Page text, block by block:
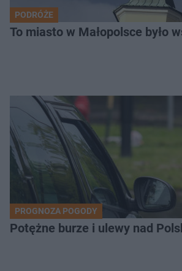
PODRÓŻE
To miasto w Małopolsce było
PROGNOZA POGODY
Potężne burze i ulewy nad